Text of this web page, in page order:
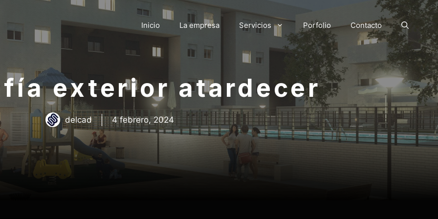
Inicio La empresa Servicios Porfolio Contacto
exterior atardecer
delcad 4 febrero, 2024